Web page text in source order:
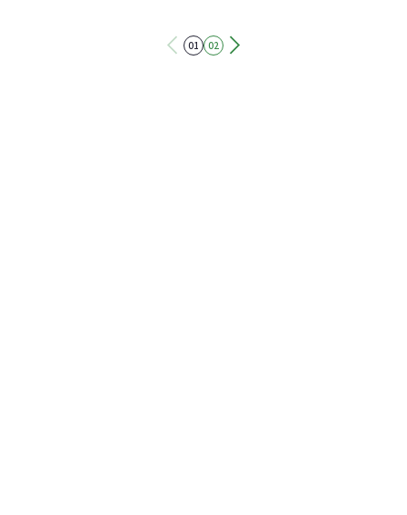
現，海底的塑膠碎片可能被海草殘餘物纏繞住，最後擱淺
01 02